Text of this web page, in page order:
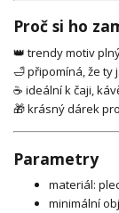
Proč si ho
👑 trendy motiv
🛁 připomíná, že ty
☕ ideální k čaji,
🎁 krásný dárek
Parametry
materiál:
minimální